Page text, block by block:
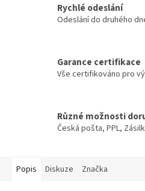
Rychlé odeslání
Odeslání do druhého
Garance certifikace
Vše certifikováno pro
Různé možnosti
Česká pošta, PPL,
Popis Diskuze Značka